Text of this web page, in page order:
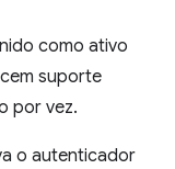
como ativo
suporte
por vez.
o autenticador